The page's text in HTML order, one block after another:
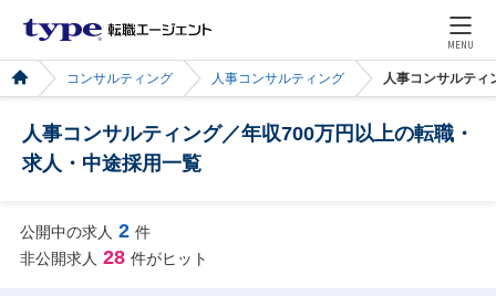
MENU
コンサルティング 人事コンサルティング 人事コンサルテ
人事コンサルティング／年収700万円以上の転職・
求人・中途採用一覧
公開中の求人 2 件
非公開求人 28 件がヒット